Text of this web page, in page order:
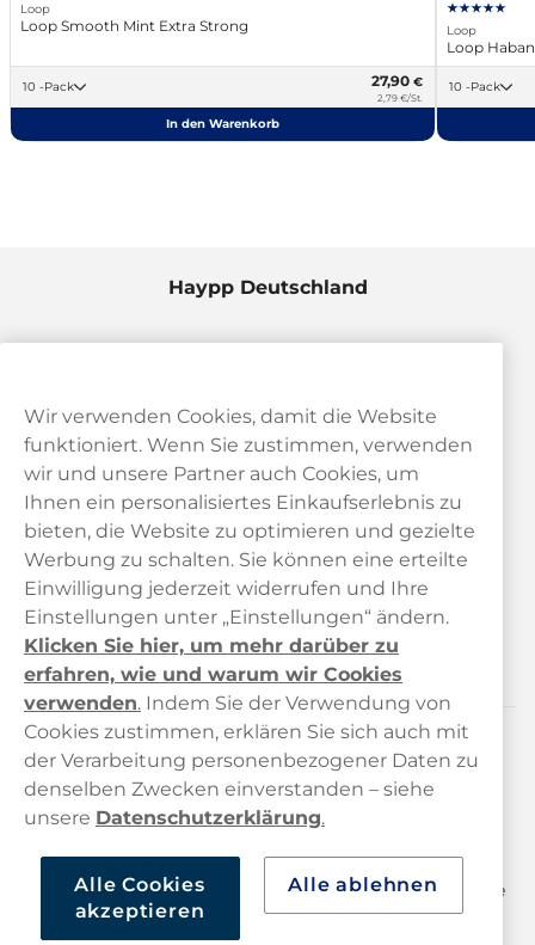
Loop
Loop Smooth Mint Extra Strong
10 -Pack 27,90 €
2,79 €/St.
In den Warenkorb
Loop
Loop
10 -Pack
Haypp Deutschland
Kontaktiere uns!
hallo@haypp.com
Mo/Di/Fr: 09–17 Uhr (Pause 12–13) Mi/Do: 10–19 Uhr (Pause
14–15)
Kundendienst
Links
Über uns
Wir verwenden Cookies, damit die Website
funktioniert. Wenn Sie zustimmen, verwenden
wir und unsere Partner auch Cookies, um
Ihnen ein personalisiertes Einkaufserlebnis zu
bieten, die Website zu optimieren und gezielte
Werbung zu schalten. Sie können eine erteilte
Einwilligung jederzeit widerrufen und Ihre
Einstellungen unter „Einstellungen“ ändern.
Klicken Sie hier, um mehr darüber zu
erfahren, wie und warum wir Cookies
verwenden. Indem Sie der Verwendung von
Cookies zustimmen, erklären Sie sich auch mit
der Verarbeitung personenbezogener Daten zu
denselben Zwecken einverstanden – siehe
unsere Datenschutzerklärung.
Alle Cookies
akzeptieren
Alle ablehnen